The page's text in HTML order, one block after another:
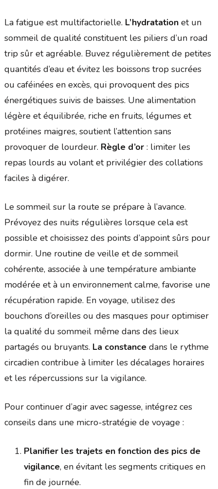
La fatigue est multifactorielle. L’hydratationet un
sommeil de qualité constituent les piliers d’un road
trip sûr et agréable. Buvez régulièrement de petites
quantités d’eau et évitez les boissons trop sucrées
ou caféinées en excès, qui provoquent des pics
énergétiques suivis de baisses. Une alimentation
légère et équilibrée, riche en fruits, légumes et
protéines maigres, soutient l’attention sans
provoquer de lourdeur. Règle d’or: limiter les
repas lourds au volant et privilégier des collations
faciles à digérer.
Le sommeil sur la route se prépare à l’avance.
Prévoyez des nuits régulières lorsque cela est
possible et choisissez des points d’appoint sûrs pour
dormir. Une routine de veille et de sommeil
cohérente, associée à une température ambiante
modérée et à un environnement calme, favorise une
récupération rapide. En voyage, utilisez des
bouchons d’oreilles ou des masques pour optimiser
la qualité du sommeil même dans des lieux
partagés ou bruyants. La constancedans le rythme
circadien contribue à limiter les décalages horaires
et les répercussions sur la vigilance.
Pour continuer d’agir avec sagesse, intégrez ces
conseils dans une micro-stratégie de voyage :
Planifier les trajets en fonction des pics de
vigilance, en évitant les segments critiques en
fin de journée.